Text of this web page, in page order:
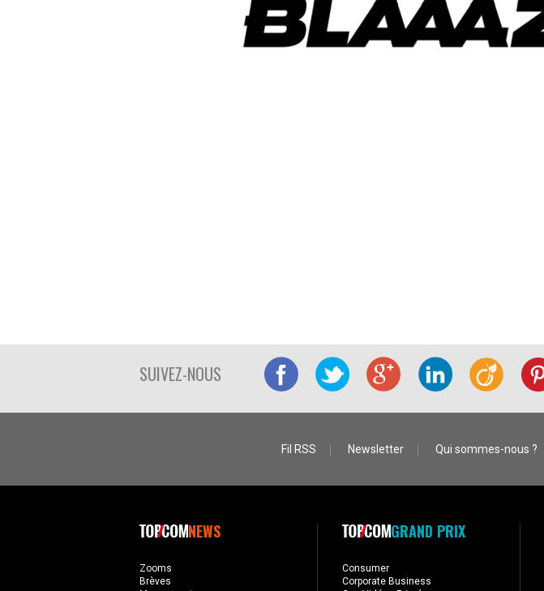
SUIVEZ-NOUS
Fil RSS Newsletter Qui sommes-nous ?
NEWS
Zooms
Brèves
GRAND PRIX
Consumer
Corporate Business